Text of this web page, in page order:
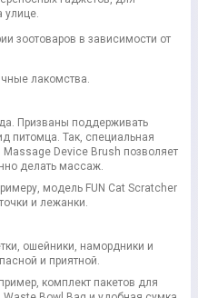
улице.
зоотоваров в зависимости от
лакомства.
Призваны поддерживать
питомца. Так, специальная
Massage Device Brush позволяет
делать массаж.
модель FUN Cat Scratcher
и лежанки.
ошейники, намордники и
и приятной.
комплект пакетов для